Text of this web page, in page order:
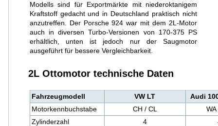
Modells sind für Exportmärkte mit niederoktanigem
Kraftstoff gedacht und in Deutschland praktisch nicht
anzutreffen. Der Porsche 924 war mit dem 2L-Motor
auch in diversen Turbo-Versionen von 170-375 PS
erhältlich, unten ist jedoch nur der Saugmotor
ausgeführt für bessere Vergleichbarkeit.
2L Ottomotor technische Daten
Fahrzeugmodell VW LT
Audi
Motorkennbuchstabe
CH / CL
Zylinderzahl
4